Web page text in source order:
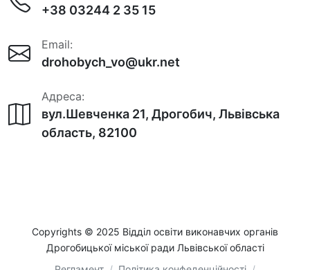
+38 03244 2 35 15
Email:
drohobych_vo@ukr.net
Адреса:
вул.Шевченка 21, Дрогобич, Львівська
область, 82100
Copyrights © 2025 Відділ освіти виконавчих органів
Дрогобицької міської ради Львівської області